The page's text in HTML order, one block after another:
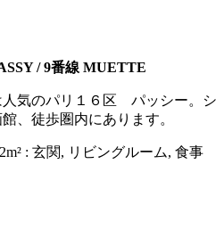
/ 9番線 MUETTE
人気のパリ１６区 パッシー。シ
、徒歩圏内にあります。
: 玄関, リビングルーム, 食事